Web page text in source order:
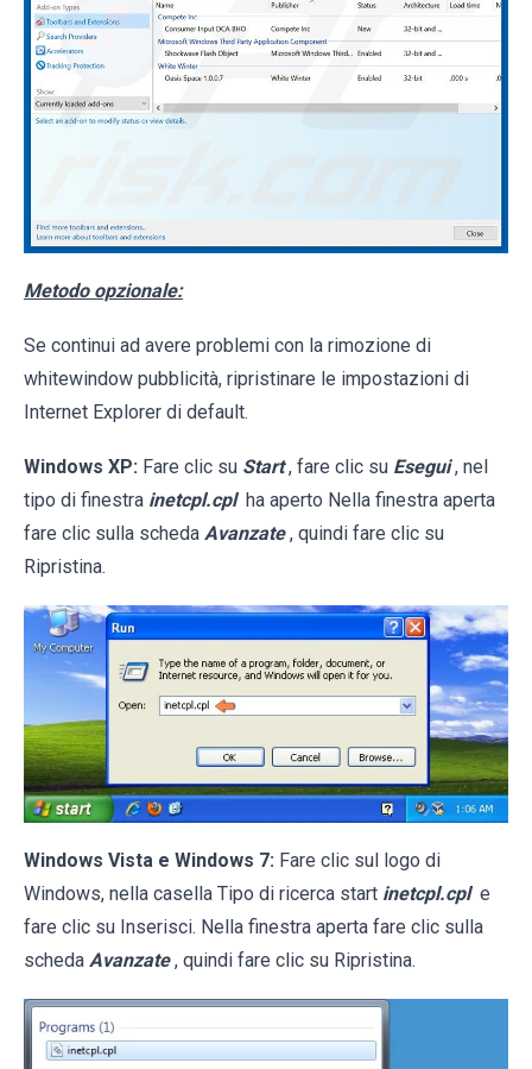
Metodo opzionale:
Se continui ad avere problemi con la rimozione di
whitewindow pubblicità, ripristinare le impostazioni di
Internet Explorer di default.
Windows XP: Fare clic su Start , fare clic su Esegui , nel
tipo di finestra inetcpl.cpl ha aperto Nella finestra aperta
fare clic sulla scheda Avanzate , quindi fare clic su
Ripristina.
Windows Vista e Windows 7: Fare clic sul logo di
Windows, nella casella Tipo di ricerca start inetcpl.cpl e
fare clic su Inserisci. Nella finestra aperta fare clic sulla
scheda Avanzate , quindi fare clic su Ripristina.